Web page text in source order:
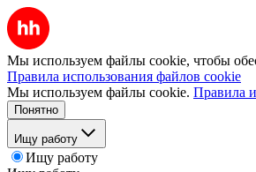
Мы используем файлы cookie, чтобы
Правила использования файлов cookie
Мы используем файлы cookie. Правила
Понятно
Ищу работу
Ищу работу